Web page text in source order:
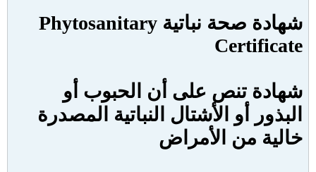
شهادة صحة نباتية Phytosanitary
Certificate
شهادة تنص على أن الحبوب أو
البذور أو الأشتال النباتية المصدرة
خالية من الأمراض